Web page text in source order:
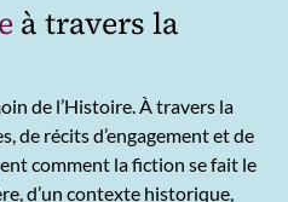
à travers la
de l’Histoire. À travers la
de récits d’engagement et de
comment la fiction se fait le
d’un contexte historique,